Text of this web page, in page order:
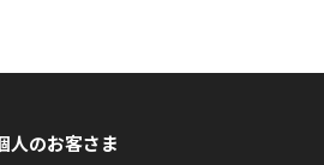
人のお客さま